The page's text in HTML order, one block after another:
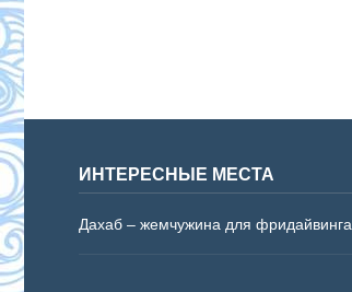
ИНТЕРЕСНЫЕ МЕСТА
Дахаб – жемчужина для фридайвинга